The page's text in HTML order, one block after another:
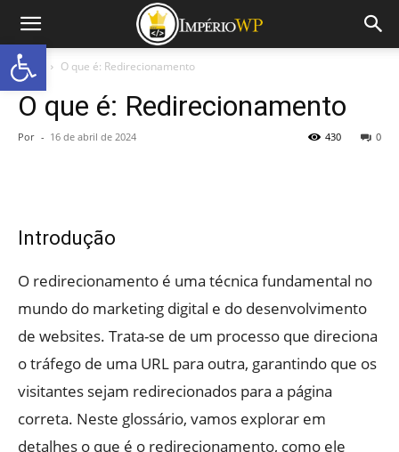
Início O que é: Redirecionamento
O que é: Redirecionamento
Por - 16 de abril de 2024 0
430
Introdução
O redirecionamento é uma técnica fundamental no
mundo do marketing digital e do desenvolvimento
de websites. Trata-se de um processo que direciona
o tráfego de uma URL para outra, garantindo que os
visitantes sejam redirecionados para a página
correta. Neste glossário, vamos explorar em
detalhes o que é o redirecionamento, como ele
Abrir a barra de ferramentas